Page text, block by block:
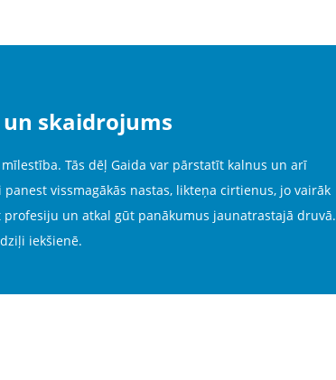
skaidrojums
Tās dēļ Gaida var pārstatīt kalnus un arī
vissmagākās nastas, likteņa cirtienus, jo vairāk
un atkal gūt panākumus jaunatrastajā druvā.
iekšienē.